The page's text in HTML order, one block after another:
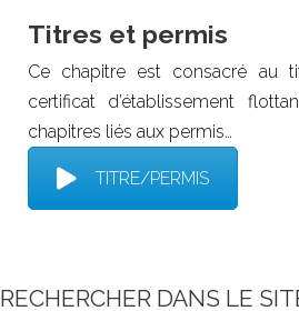
Titres et permis
Ce chapitre est consacré au
certificat d’établissement
chapitres liés aux permis…
TITRE/PERMIS
RECHERCHER DANS LE